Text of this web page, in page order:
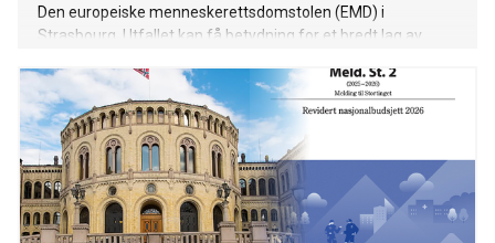
Den europeiske menneskerettsdomstolen (EMD) i
Strasbourg. Utfallet kan få betydning for et bredt lag av